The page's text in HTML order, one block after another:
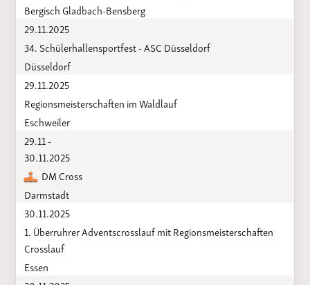
Bergisch Gladbach-Bensberg
29.11.2025
34. Schülerhallensportfest - ASC Düsseldorf
Düsseldorf
29.11.2025
Regionsmeisterschaften im Waldlauf
Eschweiler
29.11 -
30.11.2025
DM Cross
Darmstadt
30.11.2025
1. Überruhrer Adventscrosslauf mit Regionsmeisterschaften
Crosslauf
Essen